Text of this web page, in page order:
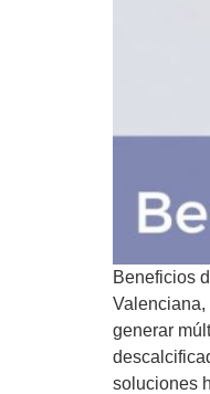
Beneficios
Valenciana,
generar
soluciones